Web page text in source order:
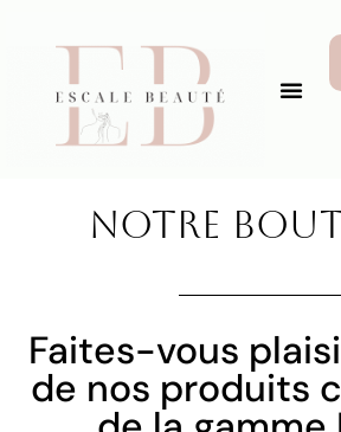
Notre
Faites-vous
de nos produits